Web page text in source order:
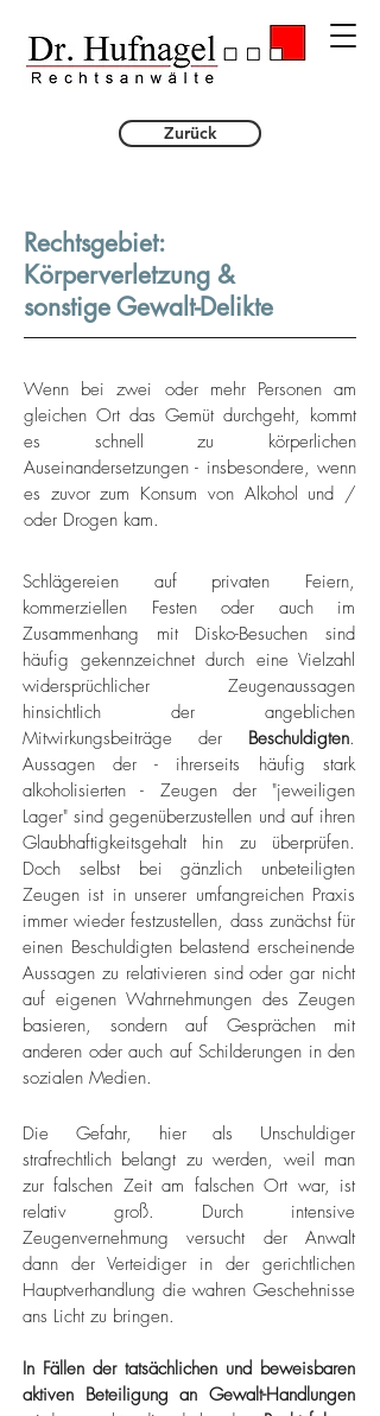
Zurück
Rechtsgebiet:
Körperverletzung &
sonstige Gewalt-Delikte
Wenn bei zwei oder mehr Personen am
gleichen Ort das Gemüt durchgeht, kommt
es schnell zu körperlichen
Auseinandersetzungen - insbesondere, wenn
es zuvor zum Konsum von Alkohol und /
oder Drogen kam.
​Schlägereien auf privaten Feiern,
kommerziellen Festen oder auch im
Zusammenhang mit Disko-Besuchen sind
häufig gekennzeichnet durch eine Vielzahl
widersprüchlicher Zeugenaussagen
hinsichtlich der angeblichen
Mitwirkungsbeiträge der Beschuldigten.
Aussagen der - ihrerseits häufig stark
alkoholisierten - Zeugen der "jeweiligen
Lager" sind gegenüberzustellen und auf ihren
Glaubhaftigkeitsgehalt hin zu überprüfen.
Doch selbst bei gänzlich unbeteiligten
Zeugen ist in unserer umfangreichen Praxis
immer wieder festzustellen, dass zunächst für
einen Beschuldigten belastend erscheinende
Aussagen zu relativieren sind oder gar nicht
auf eigenen Wahrnehmungen des Zeugen
basieren, sondern auf Gesprächen mit
anderen oder auch auf Schilderungen in den
sozialen Medien.
Die Gefahr, hier als Unschuldiger
strafrechtlich belangt zu werden, weil man
zur falschen Zeit am falschen Ort war, ist
relativ groß. Durch intensive
Zeugenvernehmung versucht der Anwalt
dann der Verteidiger in der gerichtlichen
Hauptverhandlung die wahren Geschehnisse
ans Licht zu bringen.
In Fällen der tatsächlichen und beweisbaren
aktiven Beteiligung an Gewalt-Handlungen